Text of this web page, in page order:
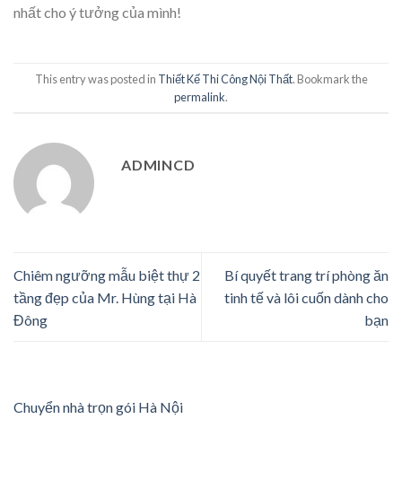
nhất cho ý tưởng của mình!
This entry was posted in Thiết Kế Thi Công Nội Thất. Bookmark the
permalink.
ADMINCD
Chiêm ngưỡng mẫu biệt thự 2
tầng đẹp của Mr. Hùng tại Hà
Đông
Bí quyết trang trí phòng ăn
tinh tế và lôi cuốn dành cho
bạn
Chuyển nhà trọn gói Hà Nội